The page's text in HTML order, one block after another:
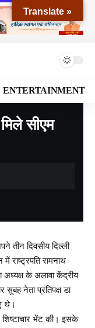
ENTERTAINMENT
कोविंद से मिले सीएम तीरथ
सीएम
तीन दिवसीय दिल्‍ली
राष्ट्रपति रामनाथ
अध्यक्ष के अलावा केंद्रीय
नेता प्रतिपक्ष डा
थे।
शिष्‍टाचार भेंट की। इसके
Translate »